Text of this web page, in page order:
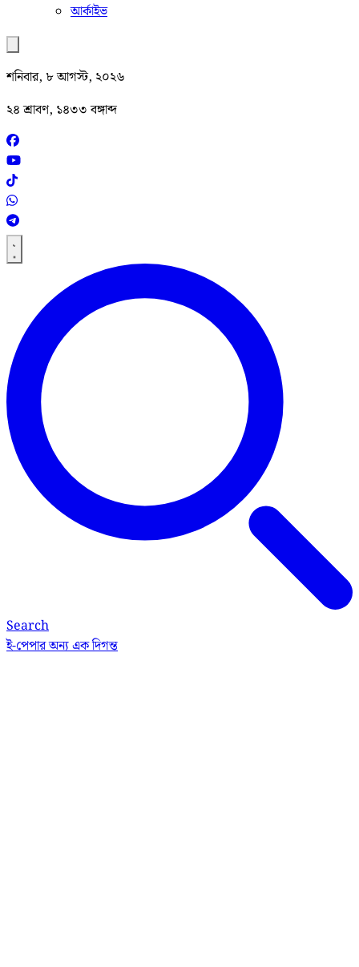
আর্কাইভ
শনিবার, ৮ আগস্ট, ২০২৬
২৪ শ্রাবণ, ১৪৩৩ বঙ্গাব্দ
Search
ই-পেপারঅন্য এক দিগন্ত